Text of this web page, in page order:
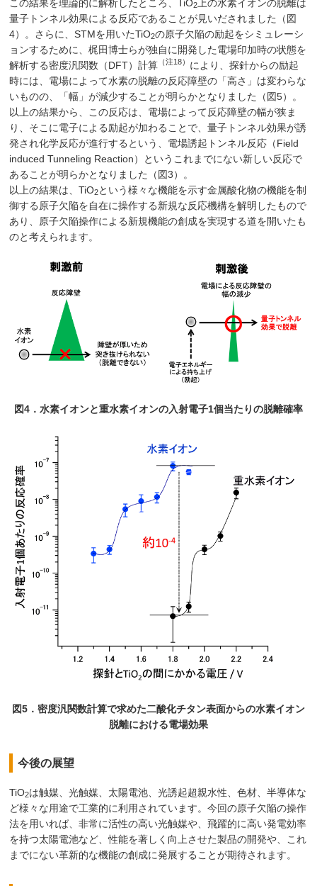
この結果を理論的に解析したところ、TiO2 上の水素イオンの脱離は
量子トンネル効果による反応であることが見いだされました（図
4）。さらに、STMを用いたTiO2の原子欠陥の励起をシミュレーシ
ョンするために、梶田博士らが独自に開発した電場印加時の状態を
解析する密度汎関数（DFT）計算 （注18） により、探針からの励起
時には、電場によって水素の脱離の反応障壁の「高さ」は変わらな
いものの、「幅」が減少することが明らかとなりました（図5）。
以上の結果から、この反応は、電場によって反応障壁の幅が狭ま
り、そこに電子による励起が加わることで、量子トンネル効果が誘
発され化学反応が進行するという、電場誘起トンネル反応（Field
induced Tunneling Reaction）というこれまでにない新しい反応で
あることが明らかとなりました（図3）。
以上の結果は、TiO2という様々な機能を示す金属酸化物の機能を制
御する原子欠陥を自在に操作する新規な反応機構を解明したもので
あり、原子欠陥操作による新規機能の創成を実現する道を開いたも
のと考えられます。
図4．水素イオンと重水素イオンの入射電子1個当たりの脱離確率
図5．密度汎関数計算で求めた二酸化チタン表面からの水素イオン
脱離における電場効果
今後の展望
TiO2は触媒、光触媒、太陽電池、光誘起超親水性、色材、半導体な
ど様々な用途で工業的に利用されています。今回の原子欠陥の操作
法を用いれば、非常に活性の高い光触媒や、飛躍的に高い発電効率
を持つ太陽電池など、性能を著しく向上させた製品の開発や、これ
までにない革新的な機能の創成に発展することが期待されます。